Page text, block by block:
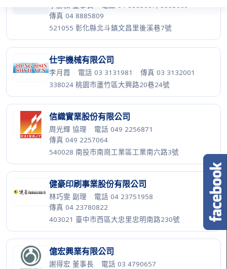
李勝敦 董事長 電話 04 8883087, 8883609
傳真 04 8885809
521055 彰化縣北斗鎮文昌里後溪巷7號
仕宇機械有限公司
李月霞 · 電話 03 3131981 · 傳真 03 3132001
338024 桃園市蘆竹區大興路20巷24號
信織實業股份有限公司
周光輝 協理 · 電話 049 2256871 ·
傳真 049 2257064
540028 南投市南崗工業區工業南六路3號
健豪印刷事業股份有限公司
林巧雯 副理 · 電話 04 23751958 ·
傳真 04 23780822
403021 臺中市西區大忠里忠明南路230號
億宏興業有限公司
謝得宏 董事長 · 電話 03 4790657 ·